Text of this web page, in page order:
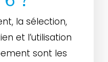
la sélection,
et l’utilisation
sont les